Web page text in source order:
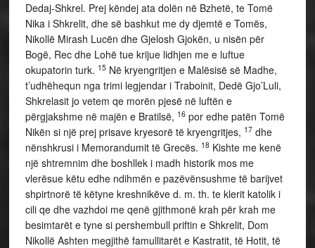
Dedaj-Shkrel. Prej këndej ata dolën në Bzhetë, te Tomë
Nika i Shkrelit, dhe së bashkut me dy djemtë e Tomës,
Nikollë Mirash Lucën dhe Gjelosh Gjokën, u nisën për
Bogë, Rec dhe Lohë tue krijue lidhjen me e luftue
okupatorin turk. 15Në kryengritjen e Malësisë së Madhe,
t’udhëhequn nga trimi legjendar i Traboinit, Dedë Gjo’Luli,
Shkrelasit jo vetem qe morën pjesë në luftën e
përgjakshme në majën e Bratilsë, 16por edhe patën Tomë
Nikën si një prej prisave kryesorë të kryengritjes, 17dhe
nënshkrusi i Memorandumit të Grecës. 18Kishte me kenë
një shtremnim dhe boshllek i madh historik mos me
vlerësue këtu edhe ndihmën e pazëvënsushme të barijvet
shpirtnorë të këtyne kreshnikëve d. m. th. te klerit katolik i
cili qe dhe vazhdoi me qenë gjithmonë krah për krah me
besimtarët e tyne si pershembull priftin e Shkrelit, Dom
Nikollë Ashten megjithë famullitarët e Kastratit, të Hotit, të